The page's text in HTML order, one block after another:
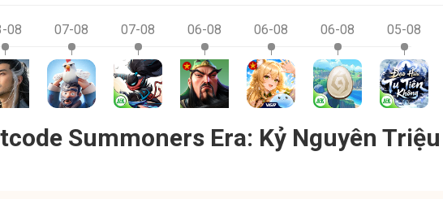
08 07-08 07-08 06-08 06-08 06-08 05-08
Summoners Era: Kỷ Nguyên Triệu